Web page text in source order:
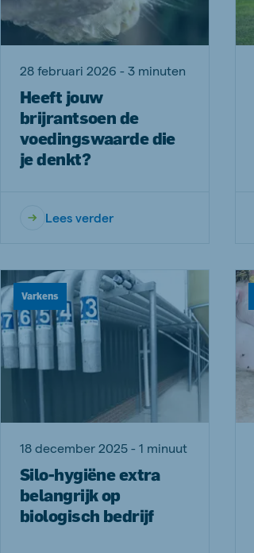
28 februari 2026 - 3 minuten
Heeft jouw
brijrantsoen de
voedingswaarde die
je denkt?
Lees verder
Varkens
18 december 2025 - 1 minuut
Silo-hygiëne extra
belangrijk op
biologisch bedrijf